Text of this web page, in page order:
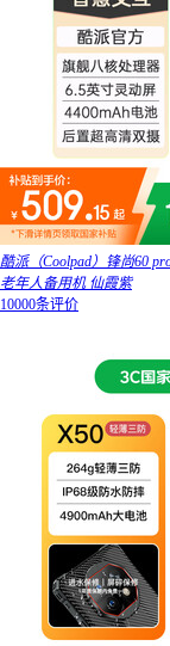
酷派（Coolpad）锋尚60
老年人备用机 仙霞紫
10000条评价